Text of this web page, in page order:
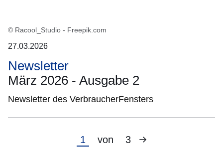
© Racool_Studio - Freepik.com
27.03.2026
Newsletter
März 2026 - Ausgabe 2
Newsletter des VerbraucherFensters
Aktuelle
1 von 3
Nächste